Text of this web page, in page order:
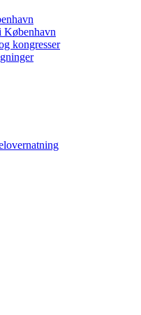
København
kongresser